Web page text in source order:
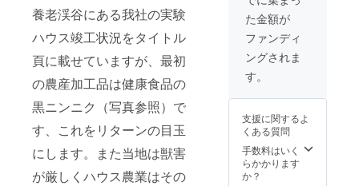
養老渓谷にある我社の実験
ハウス竣工状況をタイトル
頁に載せていますが、最初
の農産加工品は健康食品の
黒ニンニク（写真参照）で
す、これをリターンの目玉
にします。また当地は獣害
が厳しくハウス農業はその
で最終
配送は
翌年6月
頃見込
み ２）
イヴェ
加者の
希望者
にお分
けする
３）イ
た金額が
ファンディ
ングされま
す。
支援に関するよ
くある質問
手数料はいく
らかかります
か？